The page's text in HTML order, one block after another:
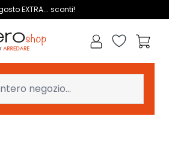
EXTRA... sconti!
Lista dei